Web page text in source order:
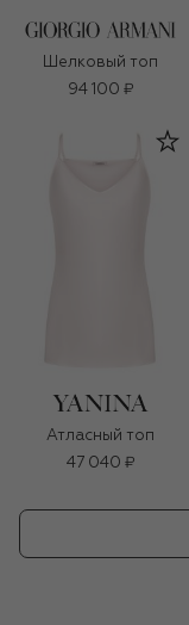
Шелковый топ
94 100 ₽
Атласный топ
47 040 ₽